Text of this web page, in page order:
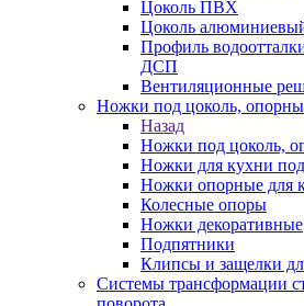
Цоколь ПВХ
Цоколь
Профиль
ДСП
Вентиляционные
Ножки под цоколь,
Назад
Ножки под цоколь,
Ножки для кухни
Ножки опорные для
Колесные опоры
Ножки декоративные
Подпятники
Клипсы и защелки
Системы трансформации